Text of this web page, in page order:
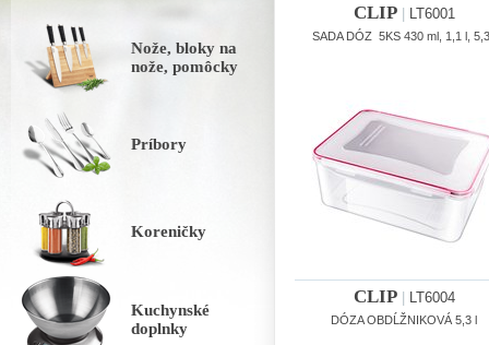
Nože, bloky na
nože, pomôcky
Príbory
Koreničky
Kuchynské
doplnky
CLIP| LT6001
SADA DÓZ 5KS 430 ml, 1,1 l,
CLIP| LT6004
DÓZA OBDĹŽNIKOVÁ 5,3 l